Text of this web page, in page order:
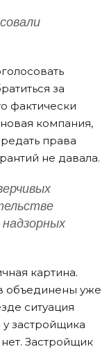
за
фактически
компания,
права
не давала.
картина.
объединены уже
ситуация
застройщика
Застройщик